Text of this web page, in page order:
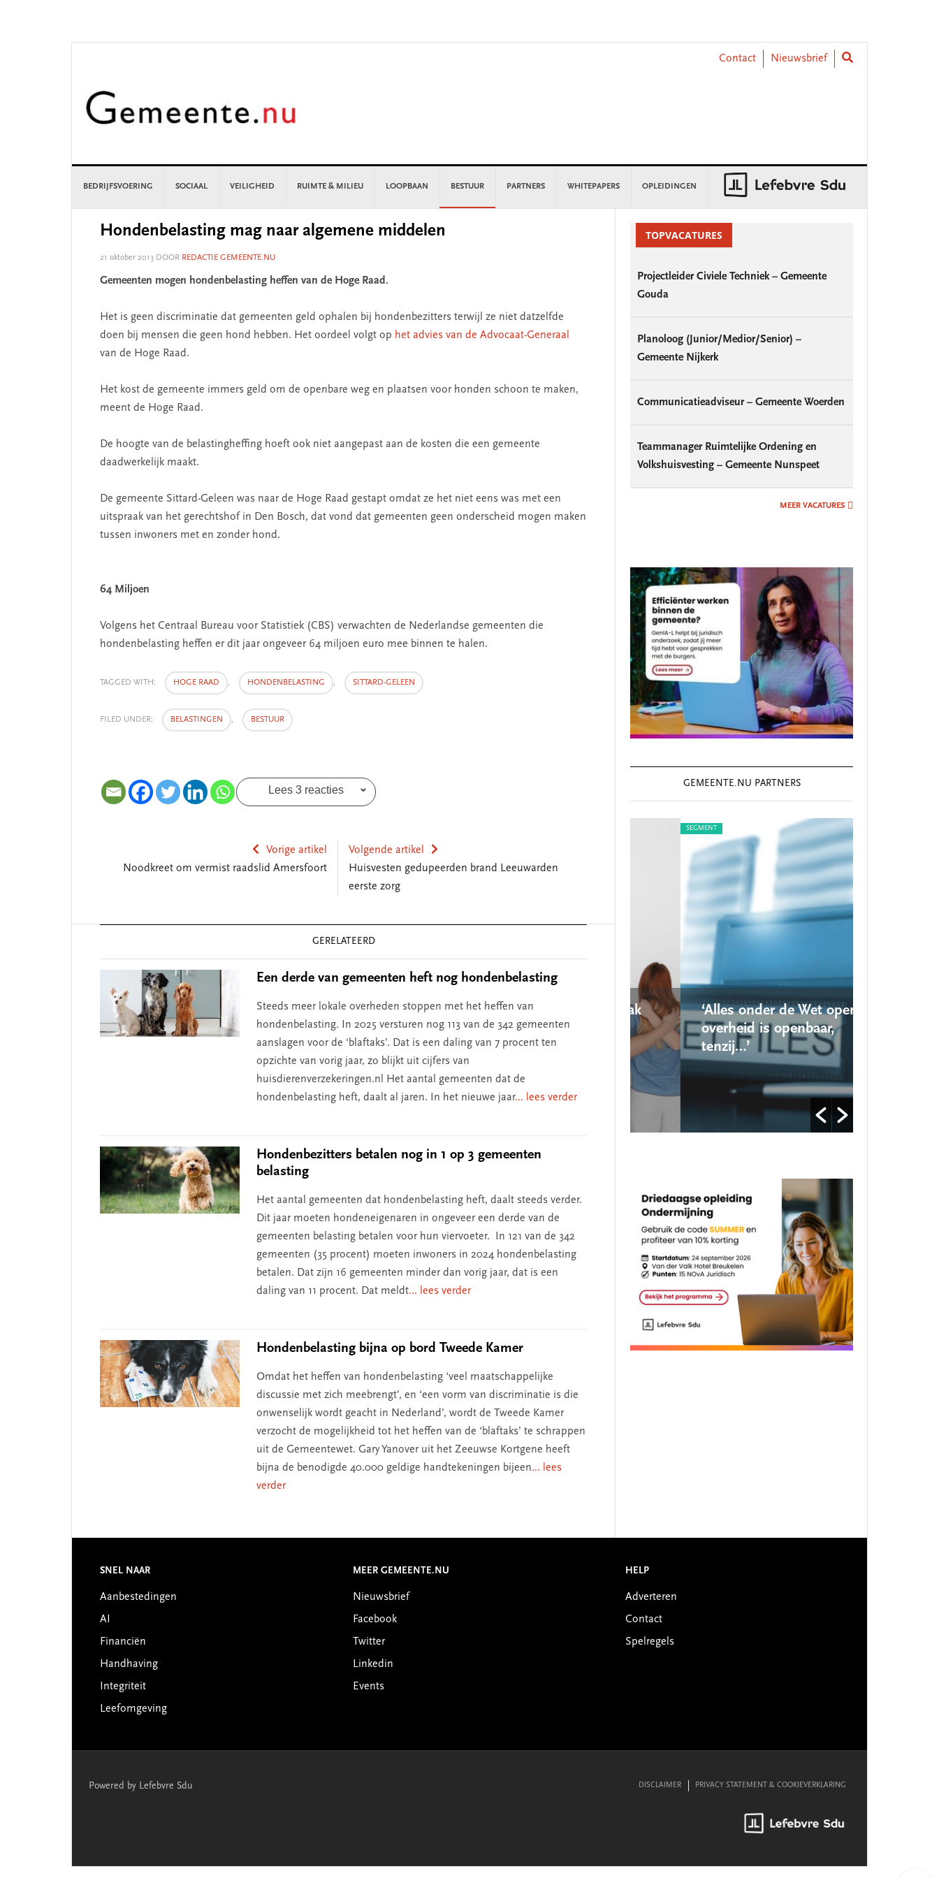
Contact
Nieuwsbrief
BEDRIJFSVOERING SOCIAAL VEILIGHEID RUIMTE & MILIEU LOOPBAAN BESTUUR PARTNERS WHITEPAPERS OPLEIDINGEN
Hondenbelasting mag naar algemene middelen
21 oktober 2013 DOOR REDACTIE GEMEENTE.NU
Gemeenten mogen hondenbelasting heffen van de Hoge Raad.
Het is geen discriminatie dat gemeenten geld ophalen bij hondenbezitters terwijl ze niet datzelfde
doen bij mensen die geen hond hebben. Het oordeel volgt op het advies van de Advocaat-Generaal
van de Hoge Raad.
Het kost de gemeente immers geld om de openbare weg en plaatsen voor honden schoon te maken,
meent de Hoge Raad.
De hoogte van de belastingheffing hoeft ook niet aangepast aan de kosten die een gemeente
daadwerkelijk maakt.
De gemeente Sittard-Geleen was naar de Hoge Raad gestapt omdat ze het niet eens was met een
uitspraak van het gerechtshof in Den Bosch, dat vond dat gemeenten geen onderscheid mogen maken
tussen inwoners met en zonder hond.
64 Miljoen
Volgens het Centraal Bureau voor Statistiek (CBS) verwachten de Nederlandse gemeenten die
hondenbelasting heffen er dit jaar ongeveer 64 miljoen euro mee binnen te halen.
TAGGED WITH: HOGE RAAD , HONDENBELASTING , SITTARD-GELEEN
FILED UNDER: BELASTINGEN , BESTUUR
Lees 3 reacties
Vorige artikel
Noodkreet om vermist raadslid Amersfoort
Volgende artikel
Huisvesten gedupeerden brand Leeuwarden
eerste zorg
GERELATEERD
Een derde van gemeenten heft nog hondenbelasting
Steeds meer lokale overheden stoppen met het heffen van
hondenbelasting. In 2025 versturen nog 113 van de 342 gemeenten
aanslagen voor de ‘blaftaks’. Dat is een daling van 7 procent ten
opzichte van vorig jaar, zo blijkt uit cijfers van
huisdierenverzekeringen.nl Het aantal gemeenten dat de
hondenbelasting heft, daalt al jaren. In het nieuwe jaar... lees verder
Hondenbezitters betalen nog in 1 op 3 gemeenten
belasting
Het aantal gemeenten dat hondenbelasting heft, daalt steeds verder.
Dit jaar moeten hondeneigenaren in ongeveer een derde van de
gemeenten belasting betalen voor hun viervoeter. In 121 van de 342
gemeenten (35 procent) moeten inwoners in 2024 hondenbelasting
betalen. Dat zijn 16 gemeenten minder dan vorig jaar, dat is een
daling van 11 procent. Dat meldt... lees verder
Hondenbelasting bijna op bord Tweede Kamer
Omdat het heffen van hondenbelasting ‘veel maatschappelijke
discussie met zich meebrengt’, en ‘een vorm van discriminatie is die
onwenselijk wordt geacht in Nederland’, wordt de Tweede Kamer
verzocht de mogelijkheid tot het heffen van de ‘blaftaks’ te schrappen
uit de Gemeentewet. Gary Yanover uit het Zeeuwse Kortgene heeft
bijna de benodigde 40.000 geldige handtekeningen bijeen... lees
verder
SidebarTOPVACATURES
Projectleider Civiele Techniek – Gemeente
Gouda
Planoloog (Junior/Medior/Senior) –
Gemeente Nijkerk
Communicatieadviseur – Gemeente Woerden
Teammanager Ruimtelijke Ordening en
Volkshuisvesting – Gemeente Nunspeet
MEER VACATURES
GEMEENTE.NU PARTNERS
missie van Segment
‘Persoonlijk leiderschap
begint bij zelfkennis’
‘Met een integrale aanpak
kun je de jeugd beter
helpen’
‘Alles onder de Wet open
overheid is openbaar,
tenzij…’
Footer
SNEL NAAR
Aanbestedingen
AI
Financiën
Handhaving
Integriteit
Leefomgeving
MEER GEMEENTE.NU
Nieuwsbrief
Facebook
Twitter
Linkedin
Events
HELP
Adverteren
Contact
Spelregels
Powered by Lefebvre Sdu DISCLAIMER PRIVACY STATEMENT & COOKIEVERKLARING